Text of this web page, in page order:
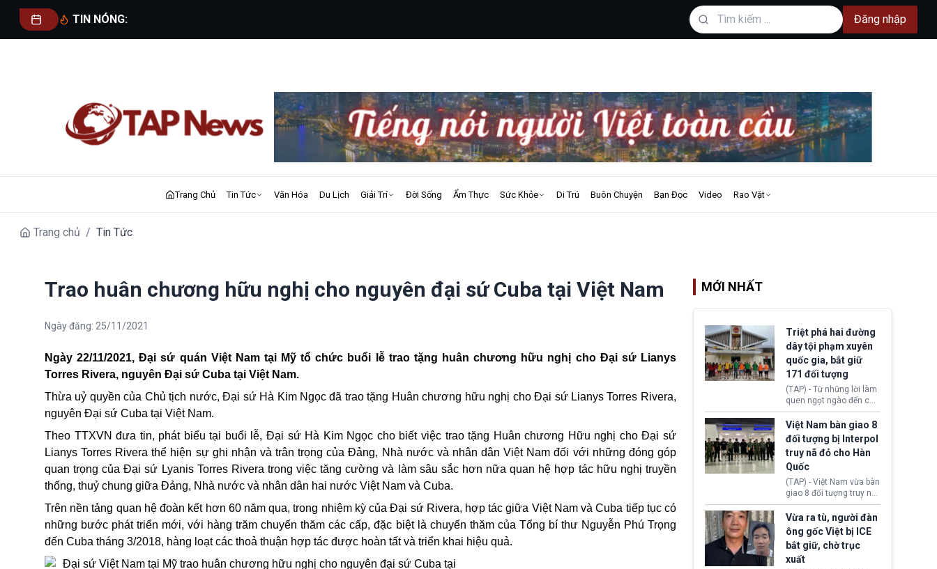
TIN NÓNG: Đăng nhập
Trang Chủ Tin Tức Văn Hóa Du Lịch Giải Trí Đời Sống Ẩm Thực Sức Khỏe Di Trú Buôn Chuyện Bạn Đọc Video Rao Vặt
Trang chủ / Tin Tức
Trao huân chương hữu nghị cho nguyên đại sứ Cuba tại Việt Nam
Ngày đăng: 25/11/2021
Ngày 22/11/2021, Đại sứ quán Việt Nam tại Mỹ tổ chức buổi lễ trao tặng huân chương hữu nghị cho Đại sứ Lianys
Torres Rivera, nguyên Đại sứ Cuba tại Việt Nam.
Thừa uỷ quyền của Chủ tịch nước, Đại sứ Hà Kim Ngọc đã trao tặng Huân chương hữu nghị cho Đại sứ Lianys Torres Rivera,
nguyên Đại sứ Cuba tại Việt Nam.
Theo TTXVN đưa tin, phát biểu tại buổi lễ, Đại sứ Hà Kim Ngọc chobiếtviệc trao tặng Huân chương Hữu nghị cho Đại sứ
Lianys Torres Rivera thể hiện sự ghi nhận và trân trọng của Đảng, Nhà nước và nhân dân Việt Nam đối với những đóng góp
quan trọng của Đại sứ Lyanis Torres Rivera trong việc tăng cường và làm sâu sắc hơn nữa quan hệ hợp tác hữu nghị truyền
thống, thuỷ chung giữa Đảng, Nhà nước và nhân dân hai nước Việt Nam và Cuba.
Trên nền tảng quan hệ đoàn kết hơn 60 năm qua, trong nhiệm kỳ của Đại sứ Rivera, hợp tác giữa Việt Nam và Cuba tiếp tục có
những bước phát triển mới, với hàng trăm chuyến thăm các cấp, đặc biệt là chuyến thăm của Tổng bí thư Nguyễn Phú Trọng
đến Cuba tháng 3/2018, hàng loạt các thoả thuận hợp tác được hoàn tất và triển khai hiệu quả.
MỚI NHẤT
Triệt phá hai đường
dây tội phạm xuyên
quốc gia, bắt giữ
171 đối tượng
(TAP) - Từ những lời làm
quen ngọt ngào đến các
“sàn vàng ảo”, bất động
sản trực tuyến cùng
đường dây đánh bạc quy
mô lớn, hai tổ chức tội
phạm xuyên quốc gia đã
dựng lên mạng lưới hoạt
động tại Việt Nam và
Lào, lôi kéo hàng nghìn
người tham gia, luân
chuyển dòng tiền qua
nhiều lớp tài khoản. Sau
hơn 2 tuần phối hợp truy
xét, lực lượng chức năng
hai nước đã bắt giữ 171
Việt Nam bàn giao 8
đối tượng bị Interpol
truy nã đỏ cho Hàn
Quốc
(TAP) - Việt Nam vừa bàn
giao 8 đối tượng truy nã
đỏ Interpol cho lực lượng
chức năng Hàn Quốc.
Nhóm này bị xác định
lừa đảo 619 nạn nhân,
chiếm đoạt hơn 17,7 tỷ
KRW.
Vừa ra tù, người đàn
ông gốc Việt bị ICE
bắt giữ, chờ trục
xuất